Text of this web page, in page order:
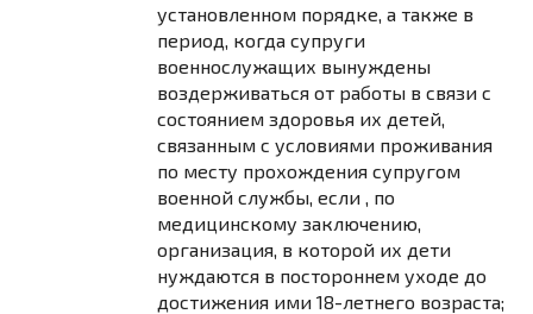
установленном порядке, а также в
период, когда супруги
военнослужащих вынуждены
воздерживаться от работы в связи с
состоянием здоровья их детей,
связанным с условиями проживания
по месту прохождения супругом
военной службы, если , по
медицинскому заключению,
организация, в которой их дети
нуждаются в постороннем уходе до
достижения ими 18-летнего возраста;